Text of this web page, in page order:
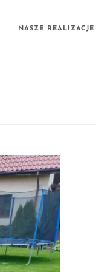
NASZE REALIZACJE